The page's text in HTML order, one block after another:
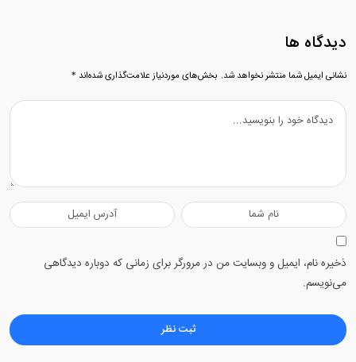
دیدگاه ها
نشانی ایمیل شما منتشر نخواهد شد. بخش‌های موردنیاز علامت‌گذاری شده‌اند *
ذخیره نام، ایمیل و وبسایت من در مرورگر برای زمانی که دوباره دیدگاهی
می‌نویسم.